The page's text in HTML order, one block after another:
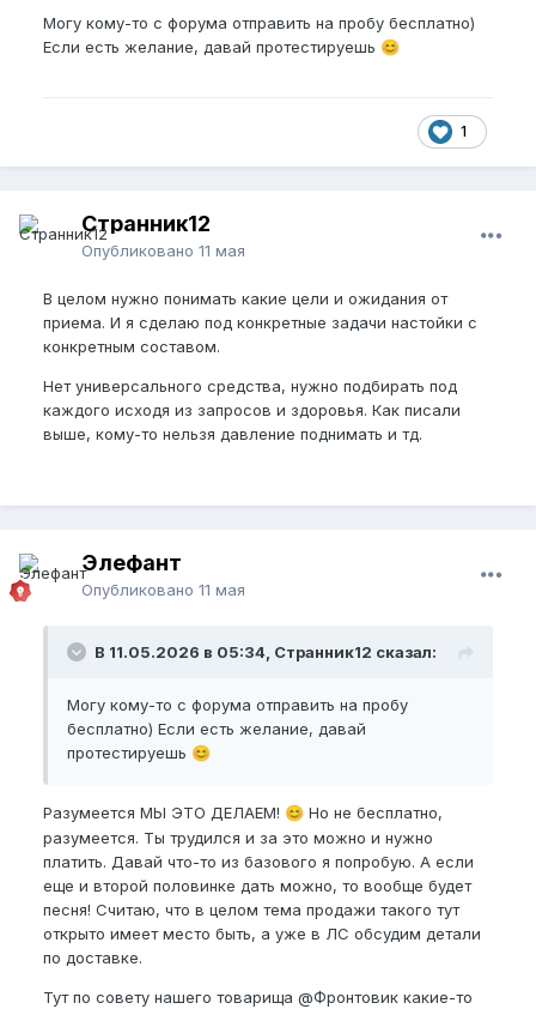
ветку по самообразованию НУПера (как например
тема от@sambucusпо продуктам пчеловодства)?
Про травы и какие-то БАДы для мужчины узнаю
только на подобных форумах по отзывам парней, а
углубленно узнавать о ней. Немного похожая
ситуация и с пчелами.
информацию по таким вещам как пыльца,
трутневый гомогенат, восковая моль, прополис и т.
д. я изучаю тут на форуме, благо информации
наверное, хорошие, но выбор точно есть. Важна
лишь цена вопроса как говориться. Базовый мед в
любом магазине (да и мед ли там вообще). А уже
его делающим на предмет других вещей. Но
только пока кратко взглянув на тему про продукты
пчеловодства, я уже понимаю, что там также как и
или не хорошо относиться к ней работая "на
поток". Думаю мой посыл понятен тут всем.
С травами и настойками ведь еще хуже дела
обстоят. Условный чай из ромашки могут купить и
пить все (но он тоже бывает разный по качеству).
Настойку женьшеня в аптеке купить также могут
все. Но уже тут у меня начинаются вопросы. А
Могу кому-то с форума отправить на пробу бесплатно)
Если есть желание, давай протестируешь 😊
1
Странник12
Опубликовано 11 мая
В целом нужно понимать какие цели и ожидания от
приема. И я сделаю под конкретные задачи настойки с
конкретным составом.
Нет универсального средства, нужно подбирать под
каждого исходя из запросов и здоровья. Как писали
выше, кому-то нельзя давление поднимать и тд.
Элефант
Опубликовано 11 мая
В 11.05.2026 в 05:34, Странник12 сказал:
Могу кому-то с форума отправить на пробу
бесплатно) Если есть желание, давай
протестируешь 😊
Разумеется МЫ ЭТО ДЕЛАЕМ! 😊 Но не бесплатно,
разумеется. Ты трудился и за это можно и нужно
платить. Давай что-то из базового я попробую. А если
еще и второй половинке дать можно, то вообще будет
песня! Считаю, что в целом тема продажи такого тут
открыто имеет место быть, а уже в ЛС обсудим детали
по доставке.
Тут по совету нашего товарища @Фронтовик какие-то